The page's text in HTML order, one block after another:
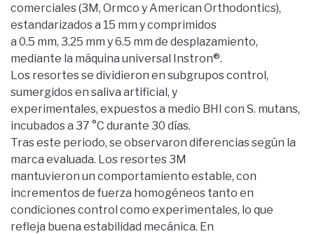
comerciales (3M, Ormco y American Orthodontics),
estandarizados a 15 mm y comprimidos
a 0.5 mm, 3.25 mm y 6.5 mm de desplazamiento,
mediante la máquina universal Instron®.
Los resortes se dividieron en subgrupos control,
sumergidos en saliva artificial, y
experimentales, expuestos a medio BHI con S. mutans,
incubados a 37 °C durante 30 días.
Tras este periodo, se observaron diferencias según la
marca evaluada. Los resortes 3M
mantuvieron un comportamiento estable, con
incrementos de fuerza homogéneos tanto en
condiciones control como experimentales, lo que
refleja buena estabilidad mecánica. En